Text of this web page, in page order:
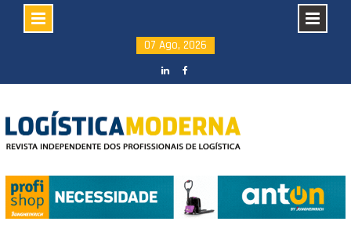
content
07 Ago, 2026